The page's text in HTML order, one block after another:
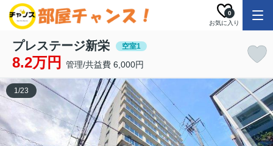
お気に入り
0
プレステージ新栄 空室1
8.2万円 管理/共益費 6,000円
1/23